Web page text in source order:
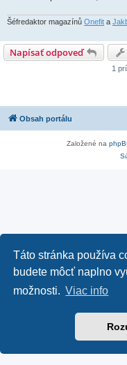
Táto stránka používa
budete môcť naplno
možnosti. Viac info
k
Šéfredaktor magazínů Onefit a
Napísať odpoveď
1
Obsah portálu
Založené na